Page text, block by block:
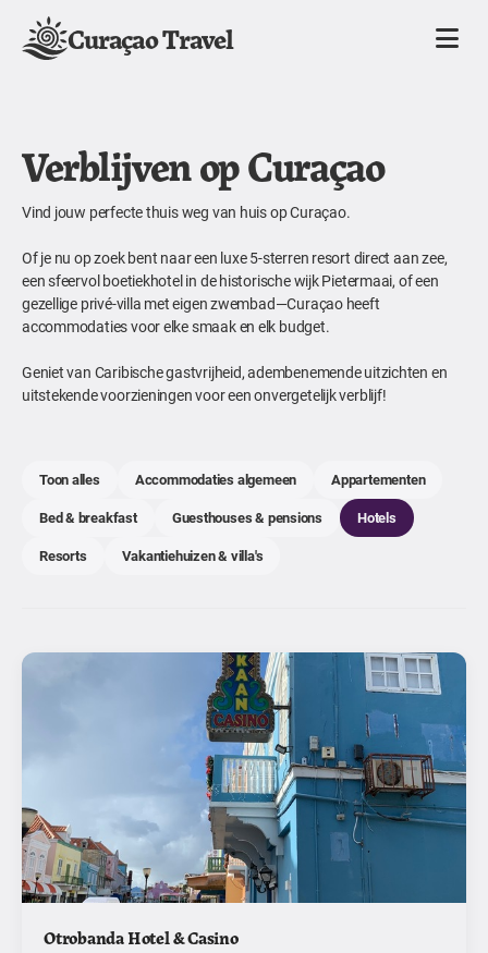
Curaçao Travel
Verblijven op Curaçao
Vind jouw perfecte thuis weg van huis op Curaçao.
Of je nu op zoek bent naar een luxe 5-sterren resort direct aan zee,
een sfeervol boetiekhotel in de historische wijk Pietermaai, of een
gezellige privé-villa met eigen zwembad—Curaçao heeft
accommodaties voor elke smaak en elk budget.
Geniet van Caribische gastvrijheid, adembenemende uitzichten en
uitstekende voorzieningen voor een onvergetelijk verblijf!
Toon alles Accommodaties algemeen
Appartementen
Bed & breakfast
Guesthouses & pensions
Hotels
Resorts
Vakantiehuizen & villa's
Otrobanda Hotel & Casino